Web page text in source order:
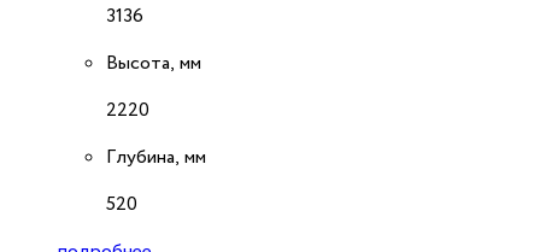
3136
Высота, мм
2220
Глубина, мм
520